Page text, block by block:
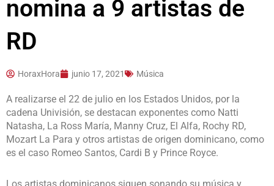
nomina a 9 artistas de
RD
HoraxHora junio 17, 2021 Música
A realizarse el 22 de julio en los Estados Unidos, por la
cadena Univisión, se destacan exponentes como Natti
Natasha, La Ross María, Manny Cruz, El Alfa, Rochy RD,
Mozart La Para y otros artistas de origen dominicano, como
es el caso Romeo Santos, Cardi B y Prince Royce.